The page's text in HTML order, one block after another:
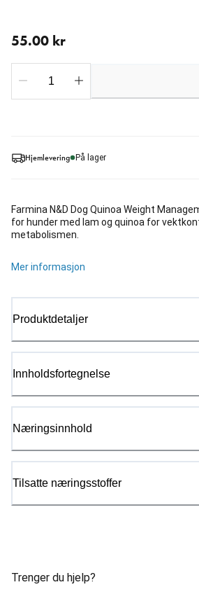
Hjemlevering På lager
Farmina N&D Dog Quinoa Weight
for hunder med lam og quinoa for
metabolismen.
Mer informasjon
Produktdetaljer
Innholdsfortegnelse
Næringsinnhold
Tilsatte næringsstoffer
Trenger du hjelp?
55.00 kr